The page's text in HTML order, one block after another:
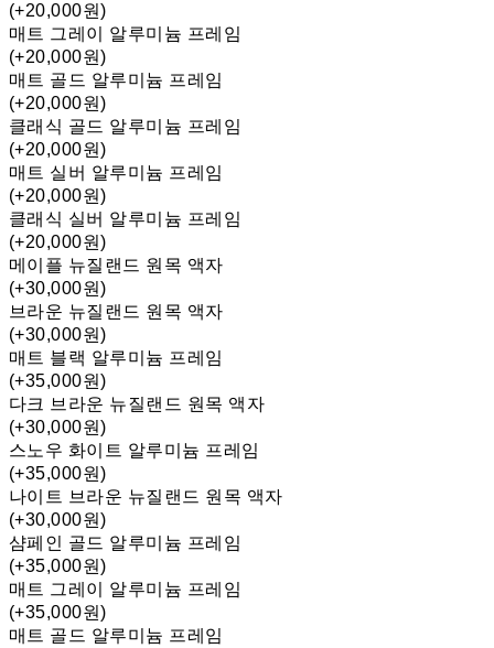
(+20,000원)
매트 그레이 알루미늄 프레임
(+20,000원)
매트 골드 알루미늄 프레임
(+20,000원)
클래식 골드 알루미늄 프레임
(+20,000원)
매트 실버 알루미늄 프레임
(+20,000원)
클래식 실버 알루미늄 프레임
(+20,000원)
메이플 뉴질랜드 원목 액자
(+30,000원)
브라운 뉴질랜드 원목 액자
(+30,000원)
매트 블랙 알루미늄 프레임
(+35,000원)
다크 브라운 뉴질랜드 원목 액자
(+30,000원)
스노우 화이트 알루미늄 프레임
(+35,000원)
나이트 브라운 뉴질랜드 원목 액자
(+30,000원)
샴페인 골드 알루미늄 프레임
(+35,000원)
매트 그레이 알루미늄 프레임
(+35,000원)
매트 골드 알루미늄 프레임